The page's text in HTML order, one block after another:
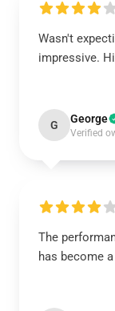
Wasn't
impressive.
G George
Verified
The
has become